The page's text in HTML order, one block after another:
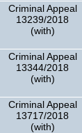
Criminal Appeal
13239/2018
(with)
Criminal Appeal
13344/2018
(with)
Criminal Appeal
13717/2018
(with)